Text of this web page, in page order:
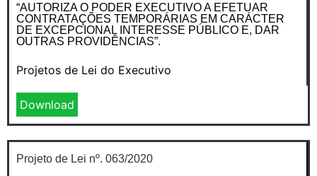
“AUTORIZA O PODER EXECUTIVO A EFETUAR
CONTRATAÇÕES TEMPORÁRIAS EM CARÁCTER
DE EXCEPCIONAL INTERESSE PÚBLICO E, DAR
OUTRAS PROVIDÊNCIAS”.
Projetos de Lei do Executivo
Download
Projeto de Lei nº. 063/2020